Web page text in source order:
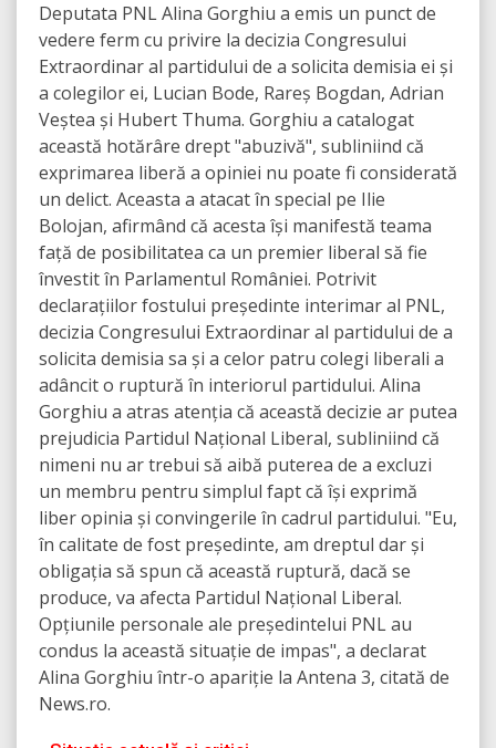
Deputata PNL Alina Gorghiu a emis un punct de
vedere ferm cu privire la decizia Congresului
Extraordinar al partidului de a solicita demisia ei și
a colegilor ei, Lucian Bode, Rareș Bogdan, Adrian
Veștea și Hubert Thuma. Gorghiu a catalogat
această hotărâre drept "abuzivă", subliniind că
exprimarea liberă a opiniei nu poate fi considerată
un delict. Aceasta a atacat în special pe Ilie
Bolojan, afirmând că acesta își manifestă teama
față de posibilitatea ca un premier liberal să fie
învestit în Parlamentul României. Potrivit
declarațiilor fostului președinte interimar al PNL,
decizia Congresului Extraordinar al partidului de a
solicita demisia sa și a celor patru colegi liberali a
adâncit o ruptură în interiorul partidului. Alina
Gorghiu a atras atenția că această decizie ar putea
prejudicia Partidul Național Liberal, subliniind că
nimeni nu ar trebui să aibă puterea de a excluzi
un membru pentru simplul fapt că își exprimă
liber opinia și convingerile în cadrul partidului. "Eu,
în calitate de fost președinte, am dreptul dar și
obligația să spun că această ruptură, dacă se
produce, va afecta Partidul Național Liberal.
Opțiunile personale ale președintelui PNL au
condus la această situație de impas", a declarat
Alina Gorghiu într-o apariție la Antena 3, citată de
News.ro.